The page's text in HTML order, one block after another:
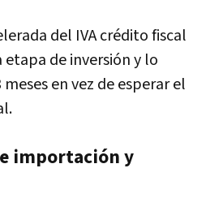
del IVA crédito fiscal
etapa de inversión y lo
en vez de esperar el
importación y